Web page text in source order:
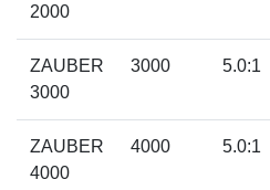
2000
ZAUBER
3000
3000 5.0:1
ZAUBER
4000
4000 5.0:1